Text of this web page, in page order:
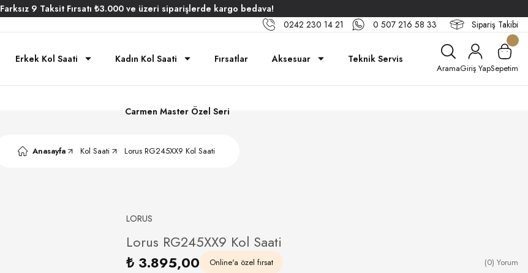
Farksız 9 Taksit Fırsatı ₺3.000 ve üzeri siparişlerde kargo bedava!
0242 230 14 21 0 507 216 58 33 Sipariş Takibi
Erkek Kol Saati Kadın Kol Saati Fırsatlar Aksesuar Teknik Servis
Carmen Master Özel Seri
AramaGiriş YapSepetim
Anasayfa Kol Saati Lorus RG245XX9 Kol Saati
LORUS
Lorus RG245XX9 Kol Saati
₺ 3.895,00
Online'a özel fırsat (0) Yorum